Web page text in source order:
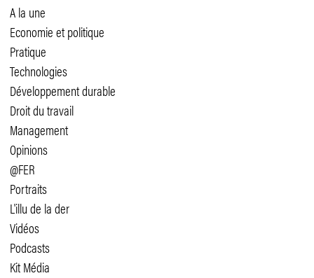
A la une
Economie et politique
Pratique
Technologies
Développement durable
Droit du travail
Management
Opinions
@FER
Portraits
L'illu de la der
Vidéos
Podcasts
Kit Média